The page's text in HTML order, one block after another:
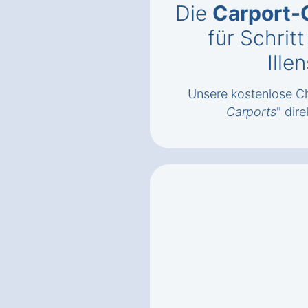
Die Carport-
für
Unsere kostenlose
Carports"